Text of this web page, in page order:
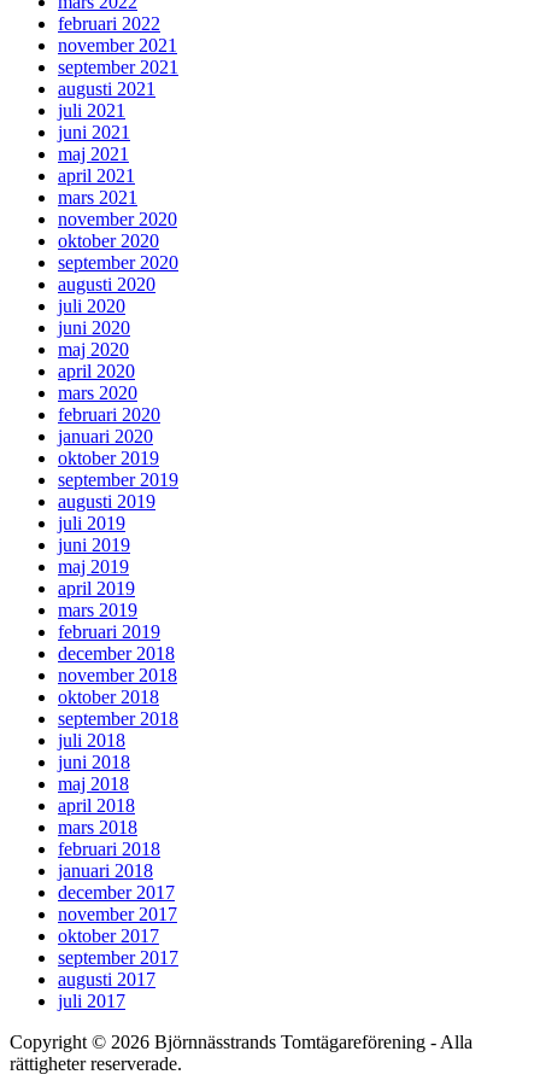
februari 2022
november 2021
september 2021
augusti 2021
juli 2021
juni 2021
maj 2021
april 2021
mars 2021
november 2020
oktober 2020
september 2020
augusti 2020
juli 2020
juni 2020
maj 2020
april 2020
mars 2020
februari 2020
januari 2020
oktober 2019
september 2019
augusti 2019
juli 2019
juni 2019
maj 2019
april 2019
mars 2019
februari 2019
december 2018
november 2018
oktober 2018
september 2018
juli 2018
juni 2018
maj 2018
april 2018
mars 2018
februari 2018
januari 2018
december 2017
november 2017
oktober 2017
september 2017
augusti 2017
juli 2017
Copyright © 2026 Björnnässtrands Tomtägareförening - Alla
rättigheter reserverade.